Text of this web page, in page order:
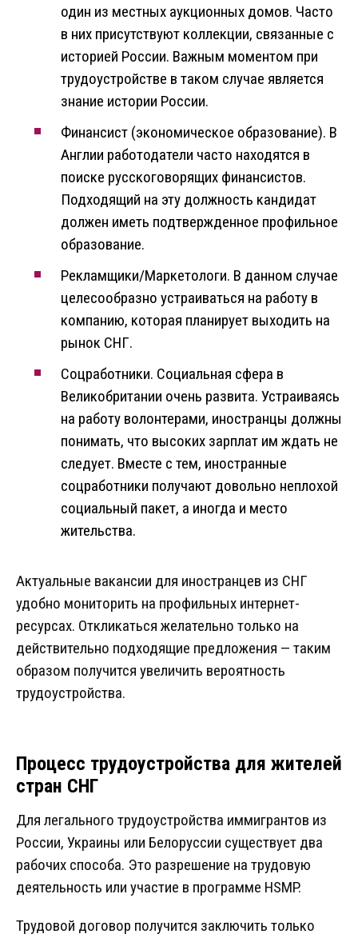
один из местных аукционных домов. Часто
в них присутствуют коллекции, связанные с
историей России. Важным моментом при
трудоустройстве в таком случае является
знание истории России.
Финансист (экономическое образование). В
Англии работодатели часто находятся в
поиске русскоговорящих финансистов.
Подходящий на эту должность кандидат
должен иметь подтвержденное профильное
образование.
Рекламщики/Маркетологи. В данном случае
целесообразно устраиваться на работу в
компанию, которая планирует выходить на
рынок СНГ.
Соцработники. Социальная сфера в
Великобритании очень развита. Устраиваясь
на работу волонтерами, иностранцы должны
понимать, что высоких зарплат им ждать не
следует. Вместе с тем, иностранные
соцработники получают довольно неплохой
социальный пакет, а иногда и место
жительства.
Актуальные вакансии для иностранцев из СНГ
удобно мониторить на профильных интернет-
ресурсах. Откликаться желательно только на
действительно подходящие предложения — таким
образом получится увеличить вероятность
трудоустройства.
Процесс трудоустройства для жителей
стран СНГ
Для легального трудоустройства иммигрантов из
России, Украины или Белоруссии существует два
рабочих способа. Это разрешение на трудовую
деятельность или участие в программе HSMP.
Трудовой договор получится заключить только